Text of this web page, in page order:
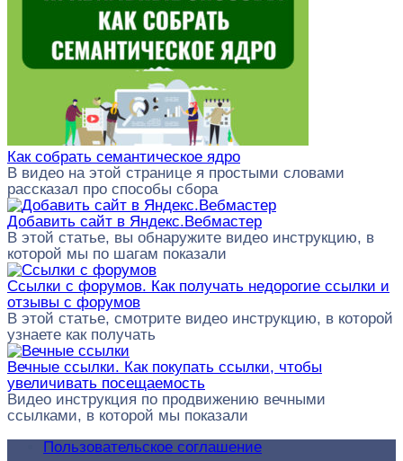
Как собрать семантическое ядро
В видео на этой странице я простыми словами
рассказал про способы сбора
Добавить сайт в Яндекс.Вебмастер
В этой статье, вы обнаружите видео инструкцию, в
которой мы по шагам показали
Ссылки с форумов. Как получать недорогие ссылки и
отзывы с форумов
В этой статье, смотрите видео инструкцию, в которой
узнаете как получать
Вечные ссылки. Как покупать ссылки, чтобы
увеличивать посещаемость
Видео инструкция по продвижению вечными
ссылками, в которой мы показали
Пользовательское соглашение